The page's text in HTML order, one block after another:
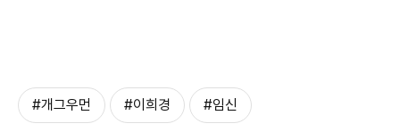
#개그우먼 #이희경 #임신